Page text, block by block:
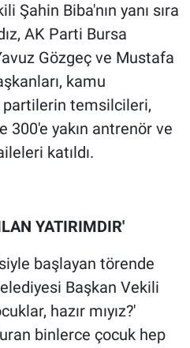
Şahin Biba'nın yanı sıra
AK Parti Bursa
Gözgeç ve Mustafa
kamu
partilerin temsilcileri,
300'e yakın antrenör ve
katıldı.
YATIRIMDIR'
başlayan törende
Başkan Vekili
hazır mıyız?'
binlerce çocuk hep